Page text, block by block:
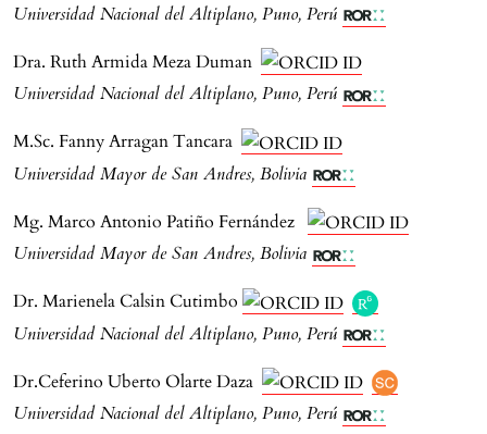
Universidad Nacional del Altiplano, Puno, Perú
Dra. Ruth Armida Meza Duman
Universidad Nacional del Altiplano, Puno, Perú
M.Sc. Fanny Arragan Tancara
Universidad Mayor de San Andres, Bolivia
Mg. Marco Antonio Patiño Fernández
Universidad Mayor de San Andres, Bolivia
Dr. Marienela Calsin Cutimbo
Universidad Nacional del Altiplano, Puno, Perú
Dr.Ceferino Uberto Olarte Daza
Universidad Nacional del Altiplano, Puno, Perú